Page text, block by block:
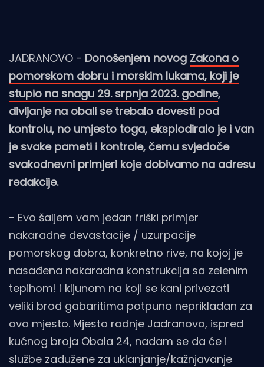
JADRANOVO - Donošenjem novog Zakona o
pomorskom dobru i morskim lukama, koji je
stupio na snagu 29. srpnja 2023. godine,
divljanje na obali se trebalo dovesti pod
kontrolu, no umjesto toga, eksplodiralo je i van
je svake pameti i kontrole, čemu svjedoče
svakodnevni primjeri koje dobivamo na adresu
redakcije.
- Evo šaljem vam jedan friški primjer
nakaradne devastacije / uzurpacije
pomorskog dobra, konkretno rive, na kojoj je
nasađena nakaradna konstrukcija sa zelenim
tepihom! i kljunom na koji se kani privezati
veliki brod gabaritima potpuno neprikladan za
ovo mjesto. Mjesto radnje Jadranovo, ispred
kućnog broja Obala 24, nadam se da će i
službe zadužene za uklanjanje/kažnjavanje